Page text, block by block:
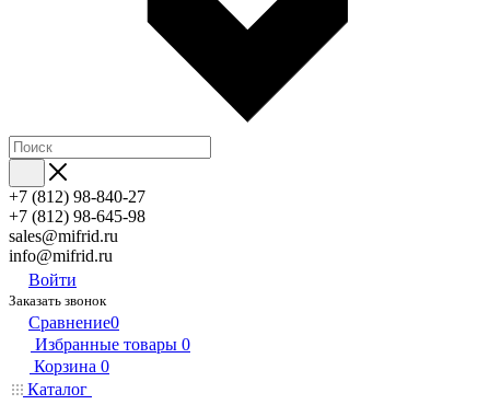
+7 (812) 98-840-27
+7 (812) 98-645-98
sales@mifrid.ru
info@mifrid.ru
Войти
Заказать звонок
Сравнение0
Избранные товары 0
Корзина 0
Каталог